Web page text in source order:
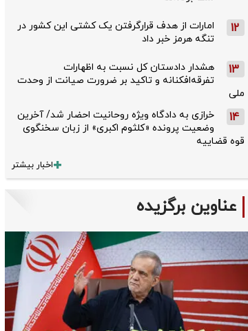
12
امارات از هدف قرارگرفتن یک کشتی این کشور در
تنگه هرمز خبر داد
13
هشدار دادستان کل نسبت به اظهارات
تفرقه‌افکنانه و تاکید بر ضرورت صیانت از وحدت
ملی
14
خرازی به دادگاه ویژه روحانیت احضار شد/ آخرین
وضعیت پرونده «کلثوم اکبری» از زبان سخنگوی
قوه قضاییه
اخبار بیشتر
عناوین برگزیده